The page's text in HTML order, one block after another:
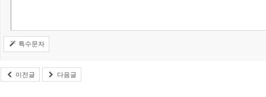
특수문자
이전글 다음글